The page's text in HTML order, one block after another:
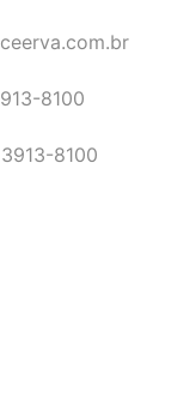
8100
8100